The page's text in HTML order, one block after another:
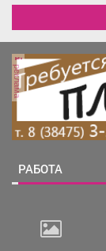
реклама
РАБОТА